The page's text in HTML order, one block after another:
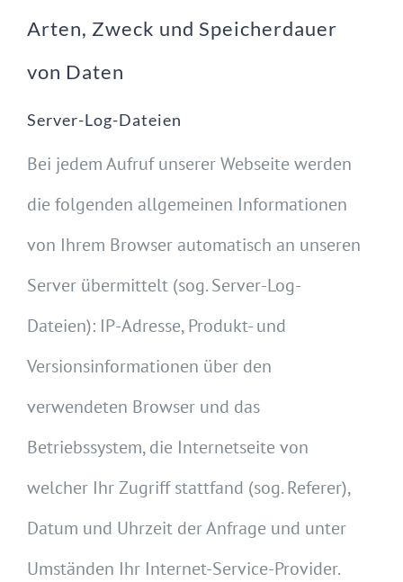
Arten, Zweck und Speicherdauer
von Daten
Server-Log-Dateien
Bei jedem Aufruf unserer Webseite werden
die folgenden allgemeinen Informationen
von Ihrem Browser automatisch an unseren
Server übermittelt (sog. Server-Log-
Dateien): IP-Adresse, Produkt- und
Versionsinformationen über den
verwendeten Browser und das
Betriebssystem, die Internetseite von
welcher Ihr Zugriff stattfand (sog. Referer),
Datum und Uhrzeit der Anfrage und unter
Umständen Ihr Internet-Service-Provider.